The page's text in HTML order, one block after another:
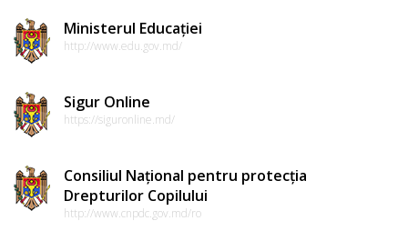
Ministerul Educației
http://www.edu.gov.md/
Sigur Online
https://siguronline.md/
Consiliul Național pentru protecția
Drepturilor Copilului
http://www.cnpdc.gov.md/ro